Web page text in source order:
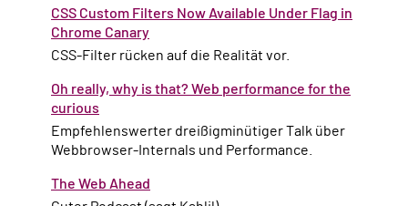
CSS Custom Filters Now Available Under Flag in
Chrome Canary
CSS-Filter rücken auf die Realität vor.
Oh really, why is that? Web performance for the
curious
Empfehlenswerter dreißigminütiger Talk über
Webbrowser-Internals und Performance.
The Web Ahead